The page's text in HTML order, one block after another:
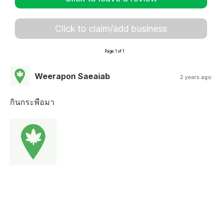
Click to claim/add business
Page 1 of 1
Weerapon Saeaiab 2 years ago
กินกระพือมา